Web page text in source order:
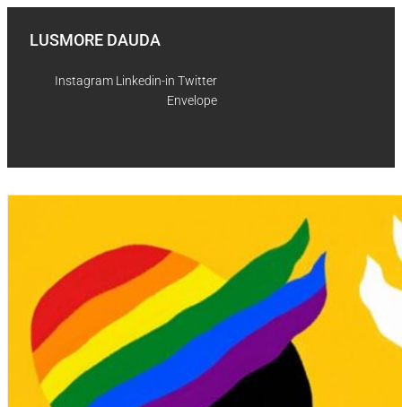
LUSMORE DAUDA
Instagram Linkedin-in Twitter
Envelope